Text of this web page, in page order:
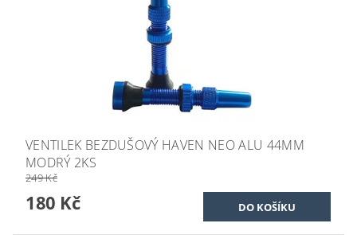
VENTILEK BEZDUŠOVÝ HAVEN NEO ALU 44MM
MODRÝ 2KS
249 Kč
180 Kč